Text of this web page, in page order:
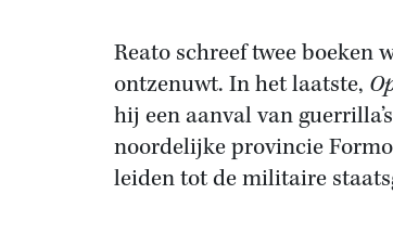
Reato schreef twee
ontzenuwt. In het laatste,
hij een aanval van
noordelijke provincie
leiden tot de militaire